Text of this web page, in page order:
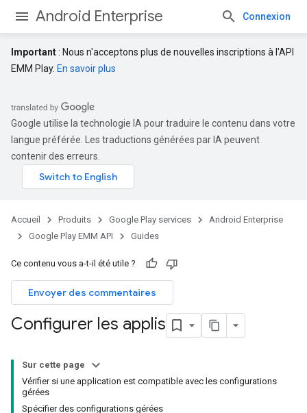
Android Enterprise Connexion
Important: Nous n'acceptons plus de nouvelles inscriptions à l'API
EMM Play. En savoir plus
Google utilise la technologie IA pour traduire le contenu dans votre
langue préférée. Les traductions générées par IA peuvent
contenir des erreurs.
Accueil Produits Google Play services
Android Enterprise
Google Play EMM API
Guides
Ce contenu vous a-t-il été utile ?
Envoyer des commentaires
Configurer les applis
Sur cette page
Vérifier si une application est compatible avec les configurations
gérées
Spécifier des configurations gérées